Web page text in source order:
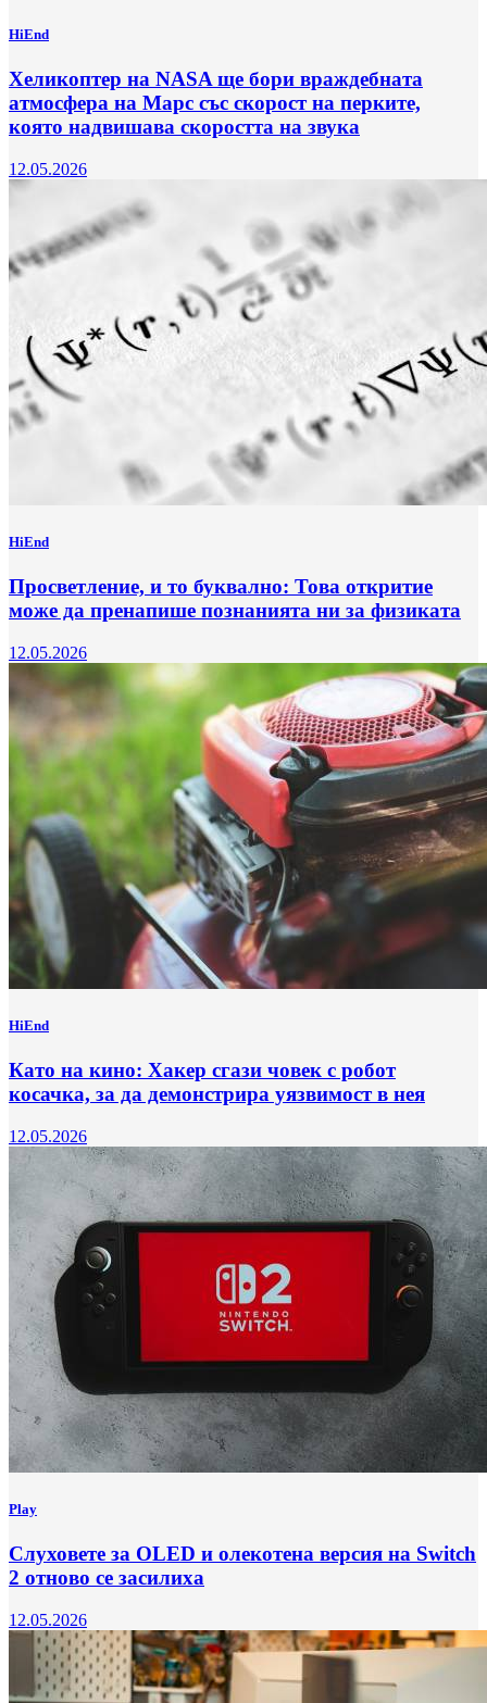
HiEnd
Хеликоптер на NASA ще бори враждебната
атмосфера на Марс със скорост на перките,
която надвишава скоростта на звука
12.05.2026
HiEnd
Просветление, и то буквално: Това откритие
може да пренапише познанията ни за физиката
12.05.2026
HiEnd
Като на кино: Хакер сгази човек с робот
косачка, за да демонстрира уязвимост в нея
12.05.2026
Play
Слуховете за OLED и олекотена версия на Switch
2 отново се засилиха
12.05.2026